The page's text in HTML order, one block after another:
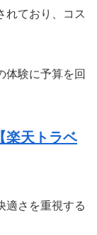
れており、コス
体験に予算を回
楽天トラベ
適さを重視する